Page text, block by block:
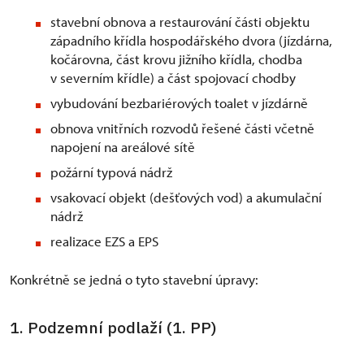
stavební obnova a restaurování části objektu
západního křídla hospodářského dvora (jízdárna,
kočárovna, část krovu jižního křídla, chodba
v severním křídle) a část spojovací chodby
vybudování bezbariérových toalet v jízdárně
obnova vnitřních rozvodů řešené části včetně
napojení na areálové sítě
požární typová nádrž
vsakovací objekt (dešťových vod) a akumulační
nádrž
realizace EZS a EPS
Konkrétně se jedná o tyto stavební úpravy:
1. Podzemní podlaží (1. PP)